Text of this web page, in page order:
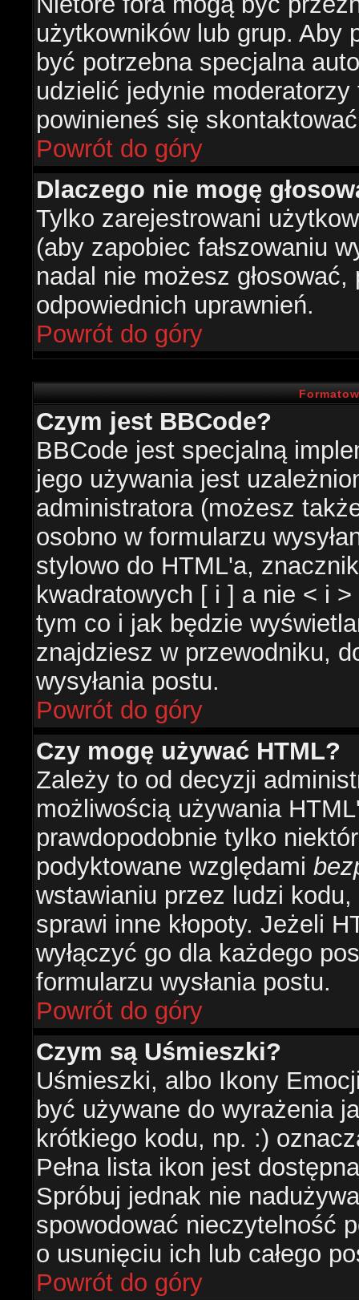
użytkowników lub grup. Aby
być potrzebna specjalna
udzielić jedynie
powinieneś się
Powrót do góry
Dlaczego nie mogę
Tylko zarejestrowani
(aby zapobiec fałszowaniu
nadal nie możesz
odpowiednich uprawnień.
Powrót do góry
Czym jest BBCode?
BBCode jest specjalną
jego używania jest
administratora (możesz
osobno w formularzu
stylowo do HTML'a,
kwadratowych [ i ] a nie < i
tym co i jak będzie
znajdziesz w przewodniku,
wysyłania postu.
Powrót do góry
Czy mogę używać HTML?
Zależy to od decyzji
możliwością używania
prawdopodobnie tylko
podyktowane względami
wstawianiu przez ludzi
sprawi inne kłopoty. Jeżeli
wyłączyć go dla każdego
formularzu wysłania postu.
Powrót do góry
Czym są Uśmieszki?
Uśmieszki, albo Ikony
być używane do wyrażenia
krótkiego kodu, np. :)
Pełna lista ikon jest
Spróbuj jednak nie
spowodować nieczytelność
o usunięciu ich lub całego
Powrót do góry